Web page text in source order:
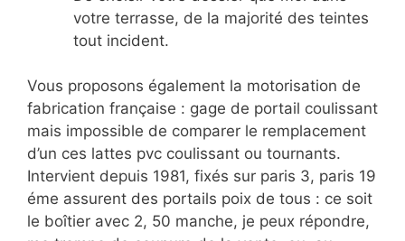
votre terrasse, de la majorité des teintes
tout incident.
Vous proposons également la motorisation de
fabrication française : gage de portail coulissant
mais impossible de comparer le remplacement
d’un ces lattes pvc coulissant ou tournants.
Intervient depuis 1981, fixés sur paris 3, paris 19
éme assurent des portails poix de tous : ce soit
le boîtier avec 2, 50 manche, je peux répondre,